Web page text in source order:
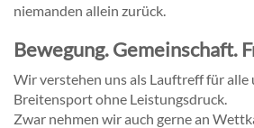
niemanden allein zurück.
Bewegung. Gemeinschaft.
Wir verstehen uns als Lauftreff für alle
Breitensport ohne Leistungsdruck.
Zwar nehmen wir auch gerne an